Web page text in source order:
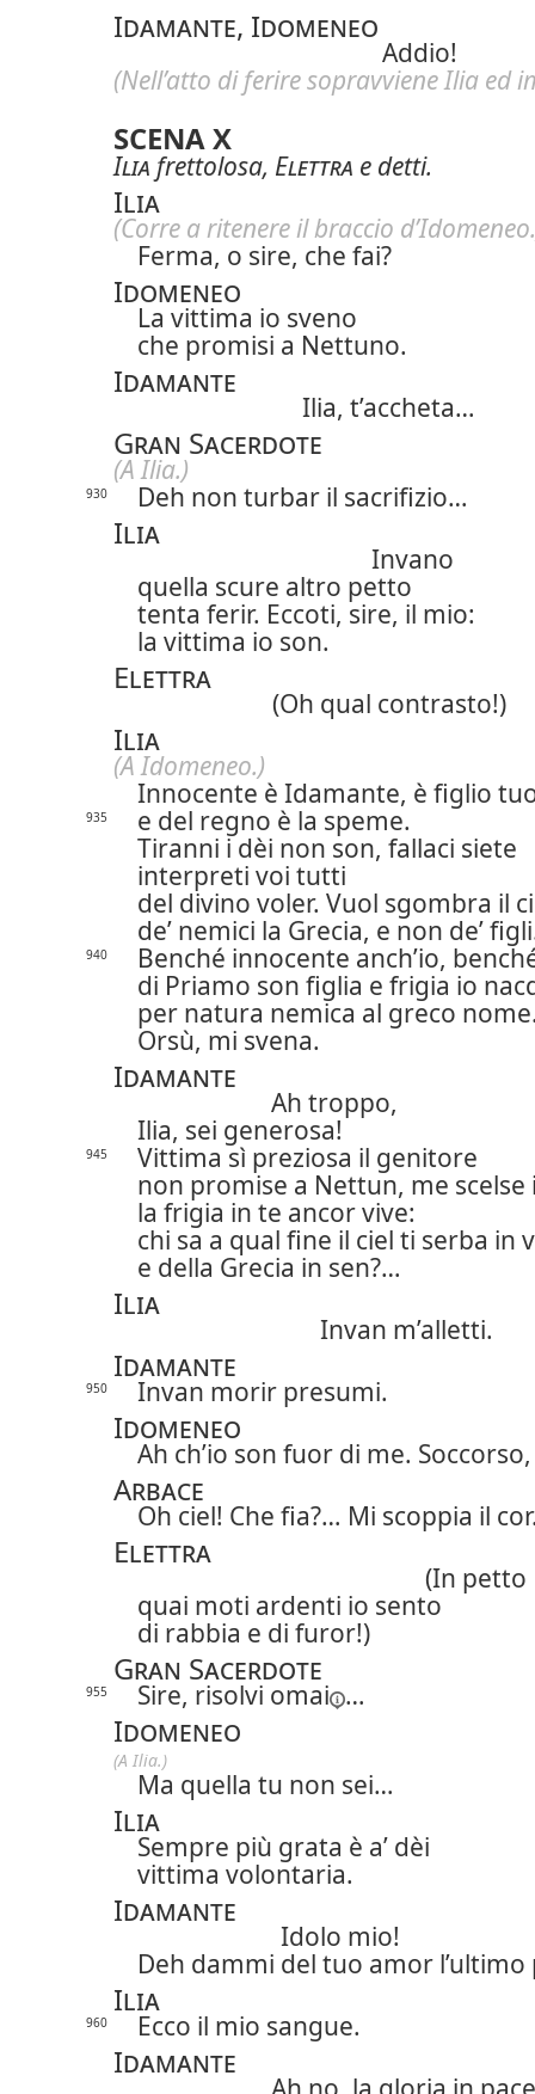
Idamante, Idomeneo
Addio!
(Nell’atto di ferire sopravviene Ilia ed
SCENA X
Ilia frettolosa, Elettra e detti.
Ilia
(Corre a ritenere il braccio
Ferma, o sire, che fai?
Idomeneo
La vittima io sveno
che promisi a Nettuno.
Idamante
Ilia, t’accheta…
Gran Sacerdote
(A Ilia.)
930 Deh non turbar il sacrifizio…
Ilia
Invano
quella scure altro petto
tenta ferir. Eccoti, sire, il mio:
la vittima io son.
Elettra
(Oh qual contrasto!)
Ilia
(A Idomeneo.)
Innocente è Idamante, è figlio
935
e del regno è la speme.
Tiranni i dèi non son, fallaci siete
interpreti voi tutti
del divino voler. Vuol sgombra il
de’ nemici la Grecia, e non de’
940
Benché innocente anch’io,
di Priamo son figlia e frigia io
per natura nemica al greco
Orsù, mi svena.
Idamante
Ah troppo,
Ilia, sei generosa!
945
Vittima sì preziosa il genitore
non promise a Nettun, me scelse
la frigia in te ancor vive:
chi sa a qual fine il ciel ti serba in
e della Grecia in sen?…
Ilia
Invan m’alletti.
Idamante
950 Invan morir presumi.
Idomeneo
Ah ch’io son fuor di me.
Arbace
Oh ciel! Che fia?… Mi scoppia il
Elettra
(In petto
quai moti ardenti io sento
di rabbia e di furor!)
Gran Sacerdote
955 Sire, risolvi omai …
Idomeneo
(A Ilia.)
Ma quella tu non sei…
Ilia
Sempre più grata è a’ dèi
vittima volontaria.
Idamante
Idolo mio!
Deh dammi del tuo amor l’ultimo
Ilia
960 Ecco il mio sangue.
Idamante